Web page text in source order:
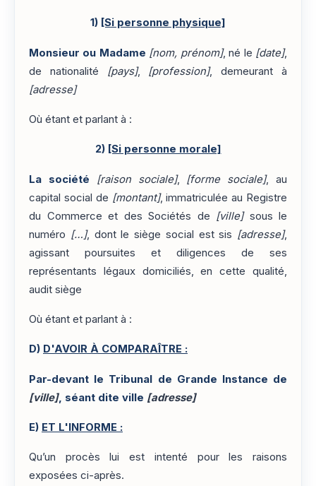
1) [Si personne physique]
Monsieur ou Madame [nom, prénom], né le [date],
de nationalité
[pays], [profession], demeurant à
[adresse]
Où étant et parlant à :
2) [Si personne morale]
La société [raison sociale], [forme sociale], au
capital social de [montant], immatriculée au Registre
du Commerce et des Sociétés de [ville]sous le
numéro […], dont le siège social est sis [adresse],
agissant poursuites et diligences de ses
représentants légaux domiciliés, en cette qualité,
audit siège
Où étant et parlant à :
D) D'AVOIR À COMPARAÎTRE :
Par-devant le Tribunal de Grande Instance de
[ville], séant dite ville [adresse]
E) ET L'INFORME :
Qu’un procès lui est intenté pour les raisons
exposées ci-après.